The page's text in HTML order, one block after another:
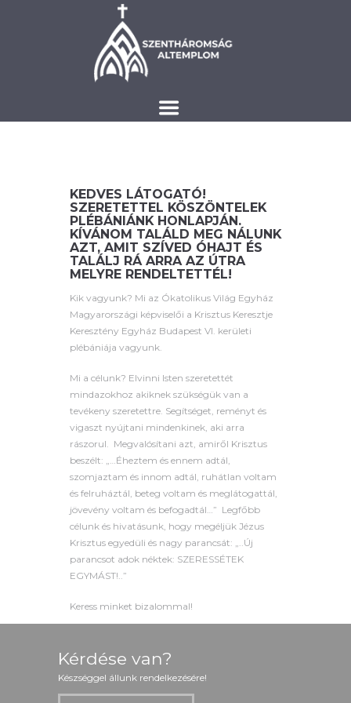
KEDVES LÁTOGATÓ!
SZERETETTEL KÖSZÖNTELEK
PLÉBÁNIÁNK HONLAPJÁN.
KÍVÁNOM TALÁLD MEG NÁLUNK
AZT, AMIT SZÍVED ÓHAJT ÉS
TALÁLJ RÁ ARRA AZ ÚTRA
MELYRE RENDELTETTÉL!
Kik vagyunk? Mi az Ókatolikus Világ Egyház
Magyarországi képviselői a Krisztus Keresztje
Keresztény Egyház Budapest VI. kerületi
plébániája vagyunk.
Mi a célunk? Elvinni Isten szeretettét
mindazokhoz akiknek szükségük van a
tevékeny szeretettre. Segítséget, reményt és
vigaszt nyújtani mindenkinek, aki arra
rászorul. Megvalósítani azt, amiről Krisztus
beszélt: „…Éheztem és ennem adtál,
szomjaztam és innom adtál, ruhátlan voltam
és felruháztál, beteg voltam és meglátogattál,
jövevény voltam és befogadtál…” Legfőbb
célunk és hivatásunk, hogy megéljük Jézus
Krisztus egyedüli és nagy parancsát: „..Új
parancsot adok néktek: SZERESSÉTEK
EGYMÁST!..”
Keress minket bizalommal!
Kérdése van?
Készséggel állunk rendelkezésére!